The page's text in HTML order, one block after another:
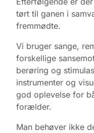
tørt til ganen i
fremmødte.
Vi bruger sange,
forskellige
berøring og
instrumenter og
god oplevelse for
forælder.
Man behøver ikke